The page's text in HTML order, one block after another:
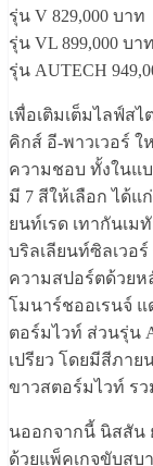
รุ่น V 829,000 บาท
รุ่น VL 899,000 บาท
รุ่น AUTECH
เพื่อเติมเต็มไลฟ์ส
คิกส์ อี-พาวเวอร์
ความชอบ ทั้งในแ
มี 7 สีให้เลือก ได้แ
ยนท์เรด เทากันเ
บริลเลียนท์ซิลเวอ
ความสปอร์ตด้วยห
โมนาร์ชออเรนจ์ แ
ตอร์มไวท์ ส่วนรุ่น
เปรียว โดยมีสีภาย
ขาวสตอร์มไวท์ ร
นออกจากนี้ นิสสัน
ด้วยแพ็คเกจขับสบ